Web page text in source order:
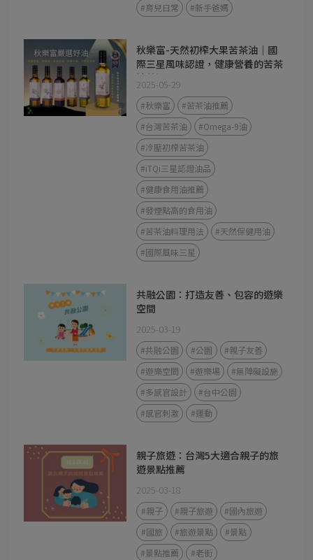
#育兒日常
#新手爸媽
秋樂富-天然初榨大果苦茶油｜國
際三星風味認證，健康營養的苦茶
油首選
2025-05-29
#秋樂富
#苦茶油推薦
#台灣苦茶油
#Omega-9油
#冷壓初榨苦茶油
#iTQi三星認證油品
#健康食用油推薦
#發煙點高的食用油
#苦茶油料理用法
#天然保健用油
#國際風味三星
共融公園：打造友善、包容的遊樂
空間
2025-03-19
#共融公園 #公園
#親子友善
#遊樂空間
#遊樂場
#無障礙設施
#多感官設計
#台中公園
#感官刺激
#運動
親子旅遊：台灣5大適合親子的旅
遊景點推薦
2025-03-18
#親子 #親子旅遊
#國內旅遊
#國旅
#旅遊景點
#景點
#景點推薦
#老街